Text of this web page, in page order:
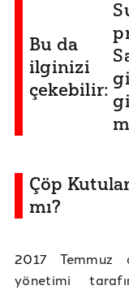
Bu da
ilginizi
çekebilir:
Çöp
mı?
2017 Temmuz
yönetimi